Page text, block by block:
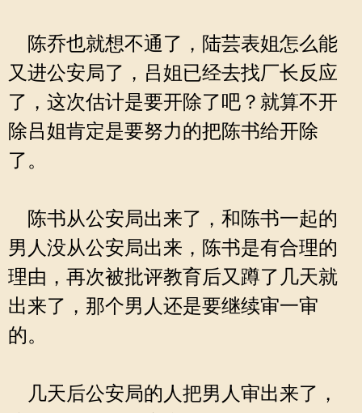
陈乔也就想不通了，陆芸表姐怎么能
又进公安局了，吕姐已经去找厂长反应
了，这次估计是要开除了吧？就算不开
除吕姐肯定是要努力的把陈书给开除
了。
陈书从公安局出来了，和陈书一起的
男人没从公安局出来，陈书是有合理的
理由，再次被批评教育后又蹲了几天就
出来了，那个男人还是要继续审一审
的。
几天后公安局的人把男人审出来了，